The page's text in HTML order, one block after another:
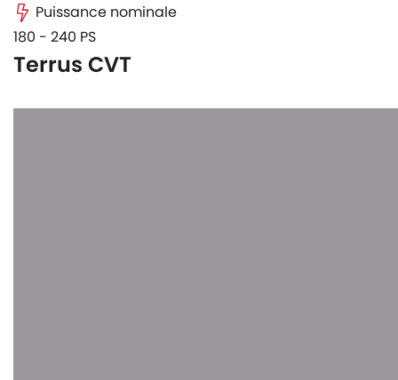
Puissance nominale
180 - 240 PS
Terrus CVT